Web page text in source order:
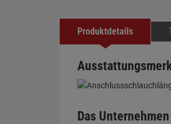
Produktdetails
Das Unternehmen